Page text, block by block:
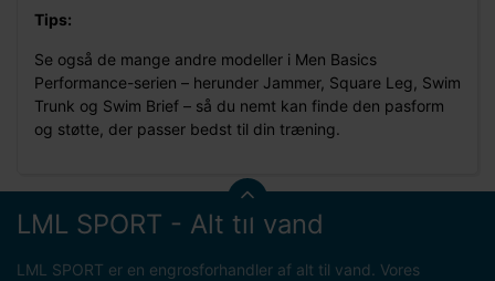
Tips:
Se også de mange andre modeller i Men Basics
Performance-serien – herunder Jammer, Square Leg, Swim
Trunk og Swim Brief – så du nemt kan finde den pasform
og støtte, der passer bedst til din træning.
LML SPORT - Alt til vand
LML SPORT er en engrosforhandler af alt til vand. Vores